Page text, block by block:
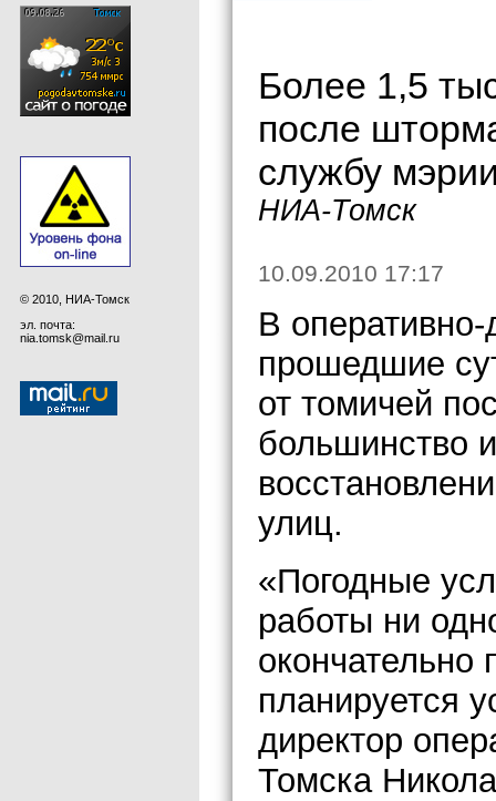
© 2010, НИА-Томск
эл. почта:
nia.tomsk@mail.ru
Более 1,5
после
службу
НИА-Томск
10.09.2010 17:17
В
прошедшие
от томичей
большинство
улиц.
«Погодные
работы ни
окончательно
планируется
директор
Томска